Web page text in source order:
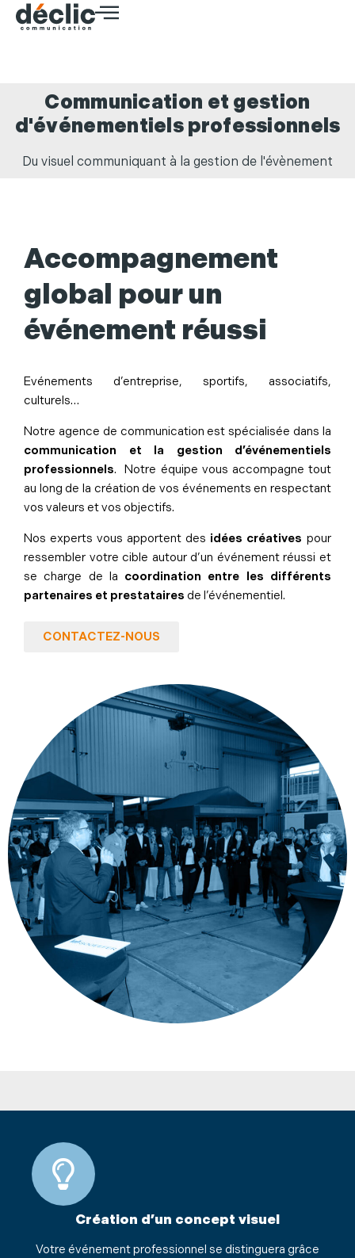
Communication et gestion
d'événementiels professionnels
Du visuel communiquant à la gestion de l'évènement
Accompagnement
global pour un
événement réussi
Evénements d’entreprise, sportifs, associatifs,
culturels…
Notre agence de communication est spécialisée dans la
communication et la gestion d’événementiels
professionnels. Notre équipe vous accompagne tout
au long de la création de vos événements en respectant
vos valeurs et vos objectifs.
Nos experts vous apportent des idées créatives pour
ressembler votre cible autour d’un événement réussi et
se charge de la coordination entre les différents
partenaires et prestataires de l’événementiel.
CONTACTEZ-NOUS
Création d’un concept visuel
Votre événement professionnel se distinguera grâce